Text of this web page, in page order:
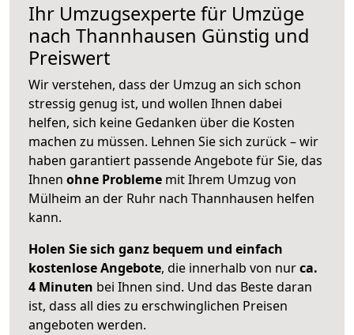
Ihr Umzugsexperte für Umzüge
nach Thannhausen Günstig und
Preiswert
Wir verstehen, dass der Umzug an sich schon
stressig genug ist, und wollen Ihnen dabei
helfen, sich keine Gedanken über die Kosten
machen zu müssen. Lehnen Sie sich zurück – wir
haben garantiert passende Angebote für Sie, das
Ihnen ohne Probleme mit Ihrem Umzug von
Mülheim an der Ruhr nach Thannhausen helfen
kann.
Holen Sie sich ganz bequem und einfach
kostenlose Angebote, die innerhalb von nurca.
4 Minuten bei Ihnen sind. Und das Beste daran
ist, dass all dies zu erschwinglichen Preisen
angeboten werden.